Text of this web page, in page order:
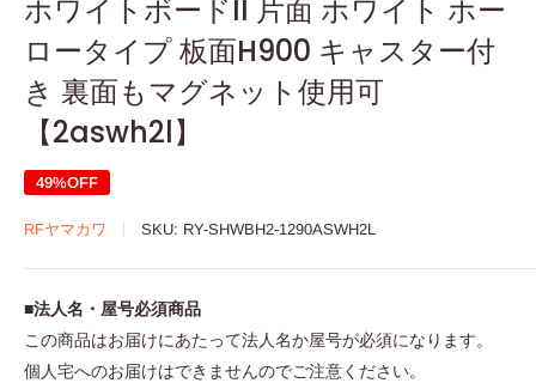
ホワイトボードII 片面 ホワイト ホー
ロータイプ 板面H900 キャスター付
き 裏面もマグネット使用可
【2aswh2l】
49%OFF
RFヤマカワ SKU: RY-SHWBH2-1290ASWH2L
■法人名・屋号必須商品
この商品はお届けにあたって法人名か屋号が必須になります。
個人宅へのお届けはできませんのでご注意ください。